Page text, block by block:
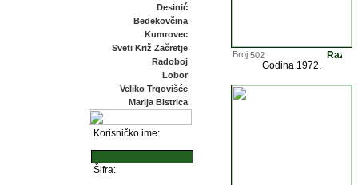
Desinić
Bedekovčina
Kumrovec
Sveti Križ Začretje
Radoboj
Lobor
Veliko Trgovišće
Marija Bistrica
Korisničko ime:
Šifra:
502
Godina 1972.